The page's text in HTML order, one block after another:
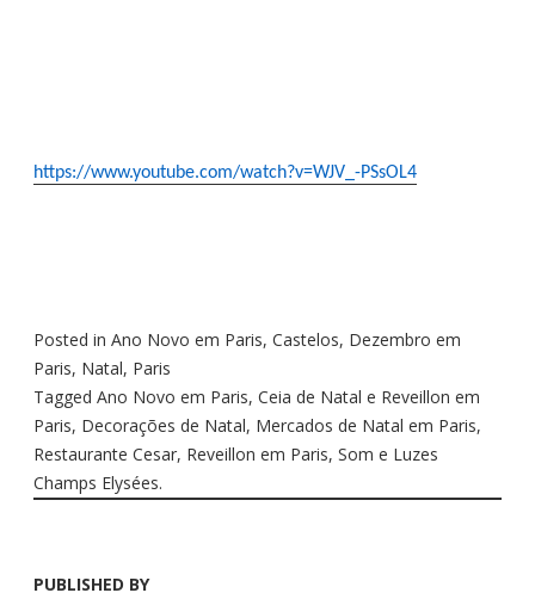
https://www.youtube.com/watch?v=WJV_-PSsOL4
Posted in Ano Novo em Paris, Castelos, Dezembro em
Paris, Natal, Paris
Tagged Ano Novo em Paris, Ceia de Natal e Reveillon em
Paris, Decorações de Natal, Mercados de Natal em Paris,
Restaurante Cesar, Reveillon em Paris, Som e Luzes
Champs Elysées.
PUBLISHED BY